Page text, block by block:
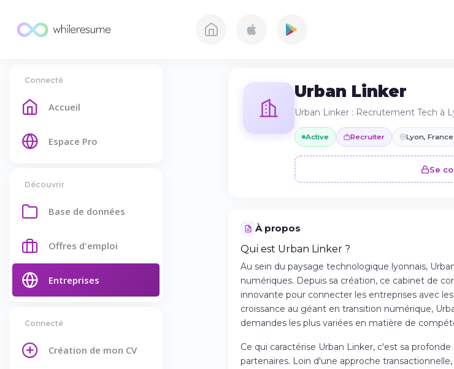
Connecté
Accueil
Espace Pro
Découvrir
Base de données
Offres d'emploi
Entreprises
Connecté
Création de mon CV
Urban Linker
Urban Linker : Recrutement Tech à
Active Recruiter Lyon, France
Se
À propos
Qui est Urban Linker ?
Au sein du paysage technologique lyonnais,
numériques. Depuis sa création, ce cabinet de
innovante pour connecter les entreprises avec
croissance au géant en transition numérique,
demandes les plus variées en matière de
Ce qui caractérise Urban Linker, c'est sa
partenaires. Loin d'une approche